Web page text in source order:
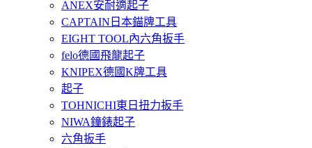
ANEX安耐適起子
CAPTAIN日本錨牌工具
EIGHT TOOL內六角扳手
felo德國飛龍起子
KNIPEX德國K牌工具
起子
TOHNICHI東日扭力扳手
NIWA鐘錶起子
六角扳手